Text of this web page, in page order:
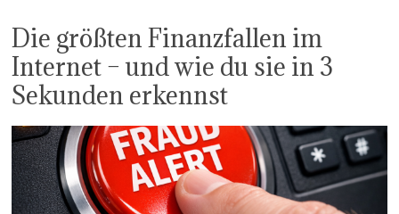
Die größten Finanzfallen im
Internet – und wie du sie in 3
Sekunden erkennst